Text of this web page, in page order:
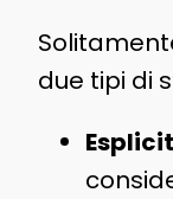
due tipi di